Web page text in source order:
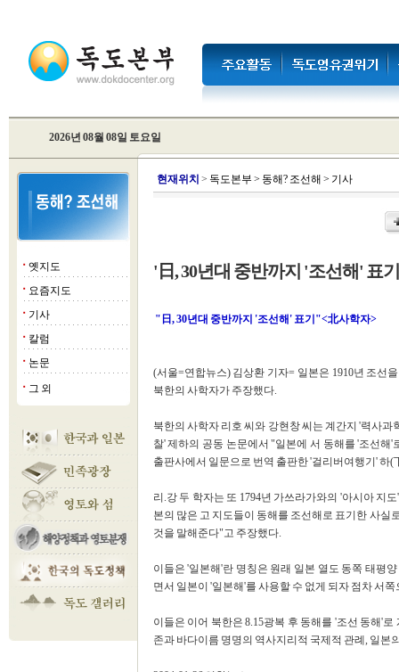
2026년 08월 08일 토요일
■ 옛지도
■ 요즘지도
■ 기사
■ 칼럼
■ 논문
■ 그 외
현재위치 > 독도본부 > 동해? 조선해 > 기사
'日, 30년대 중반까지 '조선해' 표
"日, 30년대 중반까지 '조선해' 표기"<北사학자>
(서울=연합뉴스) 김상환 기자= 일본은 1910년 조선
북한의 사학자가 주장했다.
북한의 사학자 리호 씨와 강현창 씨는 계간지 '력사
찰' 제하의 공동 논문에서 "일본에 서 동해를 '조선해
출판사에서 일문으로 번역 출판한 '걸리버여행기' 하
리.강 두 학자는 또 1794년 가쓰라가와의 '아시아 지
본의 많은 고 지도들이 동해를 조선해로 표기한 사
것을 말해준다"고 주장했다.
이들은 '일본해'란 명칭은 원래 일본 열도 동쪽 태평
면서 일본이 '일본해'를 사용할 수 없게 되자 점차 서
이들은 이어 북한은 8.15광복 후 동해를 '조선 동해'
존과 바다이름 명명의 역사지리적 국제적 관례, 일본